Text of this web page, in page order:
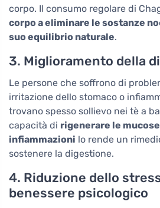
corpo. Il consumo regolare di
corpo a eliminare le sostanze
suo equilibrio naturale.
3. Miglioramento della
Le persone che soffrono di
irritazione dello stomaco o
trovano spesso sollievo nei tè a
capacità di rigenerare le
infiammazioni lo rende un
sostenere la digestione.
4. Riduzione dello
benessere psicologico